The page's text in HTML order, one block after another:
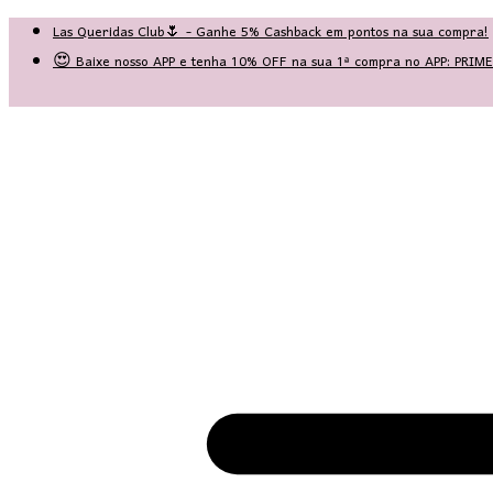
Las Queridas Club🌷 - Ganhe 5% Cashback em pontos na sua compra!
😍 Baixe nosso APP e tenha 10% OFF na sua 1ª compra no APP: